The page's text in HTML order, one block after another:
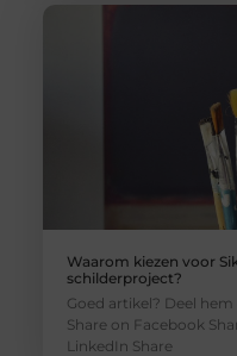
Waarom kiezen voor
schilderproject?
Goed artikel? Deel
Share on Facebook
LinkedIn Share